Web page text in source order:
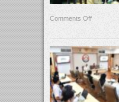
Comments Off